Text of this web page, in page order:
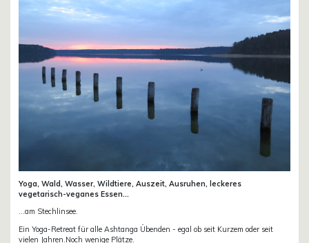
Yoga, Wald, Wasser, Wildtiere, Auszeit, Ausruhen, leckeres
vegetarisch-veganes Essen...
...am Stechlinsee.
Ein Yoga-Retreat für alle Ashtanga Übenden - egal ob seit Kurzem oder seit
vielen Jahren.Noch wenige Plätze.